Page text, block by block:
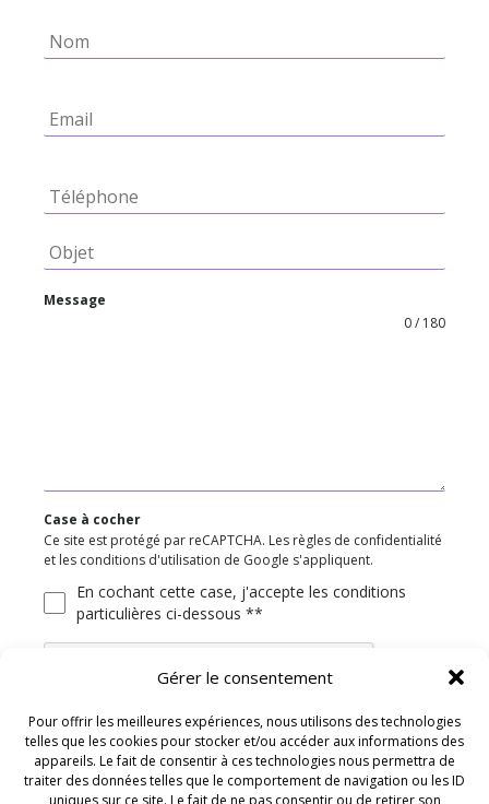
Gérer le consentement
Pour offrir les meilleures expériences, nous utilisons des technologies
telles que les cookies pour stocker et/ou accéder aux informations des
appareils. Le fait de consentir à ces technologies nous permettra de
traiter des données telles que le comportement de navigation ou les ID
uniques sur ce site. Le fait de ne pas consentir ou de retirer son
Message
0 / 180
Case à cocher
Ce site est protégé par reCAPTCHA. Les règles de confidentialité
et les conditions d'utilisation de Google s'appliquent.
En cochant cette case, j'accepte les conditions
particulières ci-dessous **
ENVOYER